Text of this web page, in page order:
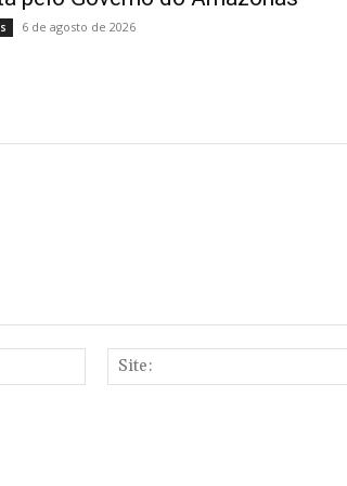
6 de agosto de 2026
mail:*